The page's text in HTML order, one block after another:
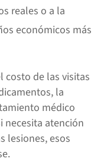
reales o a la
económicos más
costo de las visitas
la
médico
necesita atención
lesiones, esos